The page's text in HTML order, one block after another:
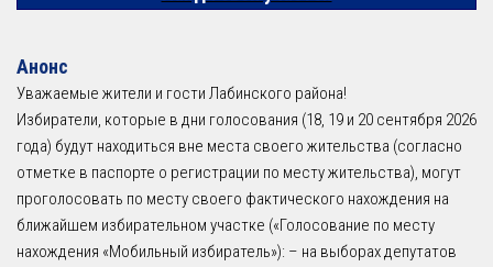
Анонс
Уважаемые жители и гости Лабинского района!
Избиратели, которые в дни голосования (18, 19 и 20 сентября 2026
года) будут находиться вне места своего жительства (согласно
отметке в паспорте о регистрации по месту жительства), могут
проголосовать по месту своего фактического нахождения на
ближайшем избирательном участке («Голосование по месту
нахождения «Мобильный избиратель»): – на выборах депутатов